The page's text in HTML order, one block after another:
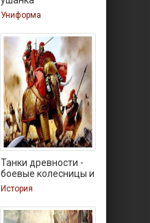
Униформа
Танки древности -
боевые колесницы и
История